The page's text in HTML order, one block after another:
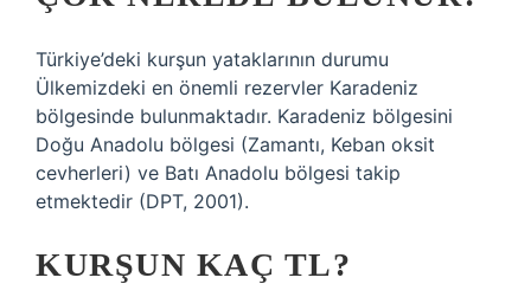
Türkiye’deki kurşun yataklarının durumu
Ülkemizdeki en önemli rezervler Karadeniz
bölgesinde bulunmaktadır. Karadeniz bölgesini
Doğu Anadolu bölgesi (Zamantı, Keban oksit
cevherleri) ve Batı Anadolu bölgesi takip
etmektedir (DPT, 2001).
KURŞUN KAÇ TL?